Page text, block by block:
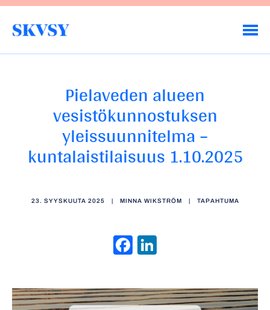
Hyppää
Pielaveden alueen
vesistökunnostuksen
yleissuunnitelma –
kuntalaistilaisuus 1.10.2025
23. SYYSKUUTA 2025 | MINNA WIKSTRÖM | TAPAHTUMA
Facebook